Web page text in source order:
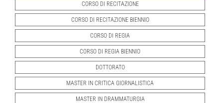
CORSO DI RECITAZIONE
CORSO DI RECITAZIONE BIENNIO
CORSO DI REGIA
CORSO DI REGIA BIENNIO
DOTTORATO
MASTER IN CRITICA GIORNALISTICA
MASTER IN DRAMMATURGIA